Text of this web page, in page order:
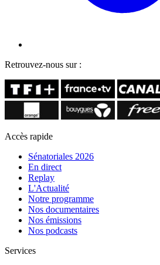
Retrouvez-nous sur :
Accès rapide
Sénatoriales 2026
En direct
Replay
L'Actualité
Notre programme
Nos documentaires
Nos émissions
Nos podcasts
Services